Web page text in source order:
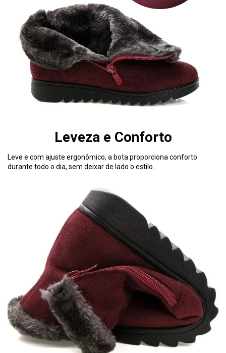
Leveza e Conforto
Leve e com ajuste ergonômico, a bota proporciona conforto
durante todo o dia, sem deixar de lado o estilo.